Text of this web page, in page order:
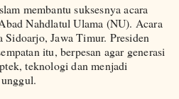
membantu suksesnya acara
Nahdlatul Ulama (NU). Acara
Jawa Timur. Presiden
itu, berpesan agar generasi
teknologi dan menjadi